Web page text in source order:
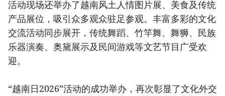
活动现场还举办了越南风土人情图片展、美食及传统
产品展位，吸引众多观众驻足参观。丰富多彩的文化
交流活动同步展开，传统舞蹈、竹竿舞、舞狮、民族
乐器演奏、奥黛展示及民间游戏等文艺节目广受欢
迎。
“越南日2026”活动的成功举办，再次彰显了文化外交